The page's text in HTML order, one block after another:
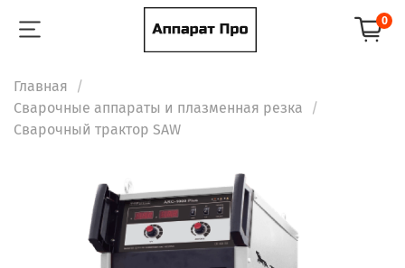
0
Главная
Сварочные аппараты и плазменная резка
Сварочный трактор SAW